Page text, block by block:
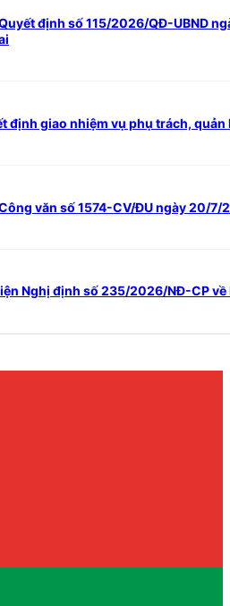
định số 115/2026/QĐ-UBND
định giao nhiệm vụ phụ trách,
văn số 1574-CV/ĐU ngày 20/
Nghị định số 235/2026/NĐ-CP